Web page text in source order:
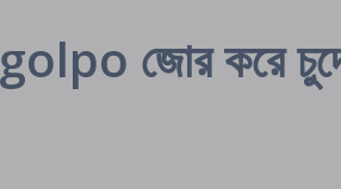
জোর করে